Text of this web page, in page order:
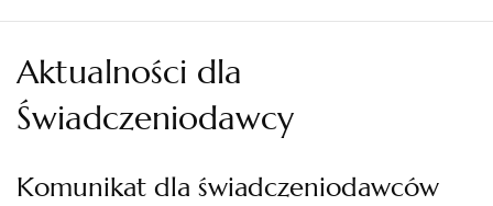
Aktualności dla
Świadczeniodawcy
Komunikat dla świadczeniodawców